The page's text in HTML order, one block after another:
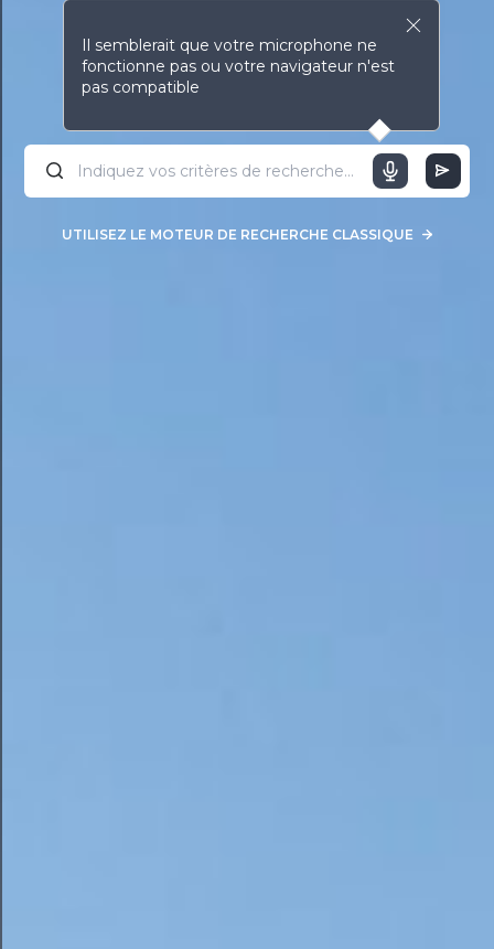
Il semblerait que votre microphone ne
fonctionne pas ou votre navigateur n'est
pas compatible
UTILISEZ LE MOTEUR DE RECHERCHE CLASSIQUE